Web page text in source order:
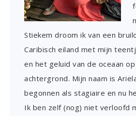
Stiekem droom ik van een
Caribisch eiland met mijn
en het geluid van de oceaan
achtergrond. Mijn naam is
begonnen als stagiaire en nu
Ik ben zelf (nog) niet verloofd